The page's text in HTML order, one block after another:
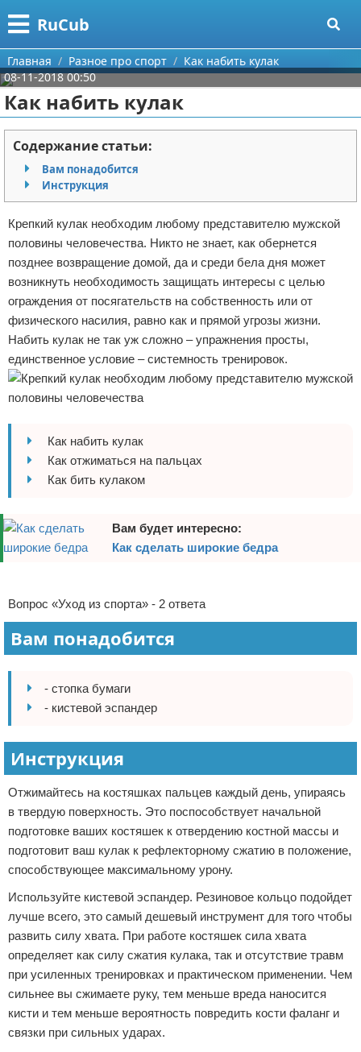
RuCub
Меню
Главная
Категории
Аэробика
Разное про спорт
Баскетбол
Бодибилдинг
Конный спорт
Экстримальный спорт
Футбол
Боевые виды искусства
Теннис
Легкая атлетика
Водный спорт
Йога и пилатес
Хоккей
Детский спорт
Зимние виды спорта
Спортивное питание
Поиск
О проекте
Контакты
Сотрудничество
Размещение рекламы
Для правообладателей
Условия предоставления информации
Отказ от ответственности
Главная Разное про спорт
Как набить кулак
08-11-2018 00:50
Как набить кулак
Содержание статьи:
Вам понадобится
Инструкция
Крепкий кулак необходим любому представителю мужской
половины человечества. Никто не знает, как обернется
позднее возвращение домой, да и среди бела дня может
возникнуть необходимость защищать интересы с целью
ограждения от посягательств на собственность или от
физического насилия, равно как и прямой угрозы жизни.
Набить кулак не так уж сложно – упражнения просты,
единственное условие – системность тренировок.
Как набить кулак
Как отжиматься на пальцах
Как бить кулаком
Вам будет интересно:
Как сделать широкие бедра
Вопрос «Уход из спорта» - 2 ответа
Вам понадобится
- стопка бумаги
- кистевой эспандер
Инструкция
Отжимайтесь на костяшках пальцев каждый день, упираясь
в твердую поверхность. Это поспособствует начальной
подготовке ваших костяшек к отвердению костной массы и
подготовит ваш кулак к рефлекторному сжатию в положение,
способствующее максимальному урону.
Используйте кистевой эспандер. Резиновое кольцо подойдет
лучше всего, это самый дешевый инструмент для того чтобы
развить силу хвата. При работе костяшек сила хвата
определяет как силу сжатия кулака, так и отсутствие травм
при усиленных тренировках и практическом применении. Чем
сильнее вы сжимаете руку, тем меньше вреда наносится
кисти и тем меньше вероятность повредить кости фаланг и
связки при сильных ударах.